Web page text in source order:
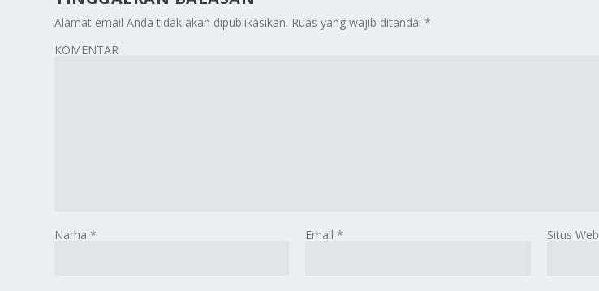
Alamat email Anda tidak akan dipublikasikan. Ruas yang wajib ditandai*
KOMENTAR
Nama* Email * Situs Web